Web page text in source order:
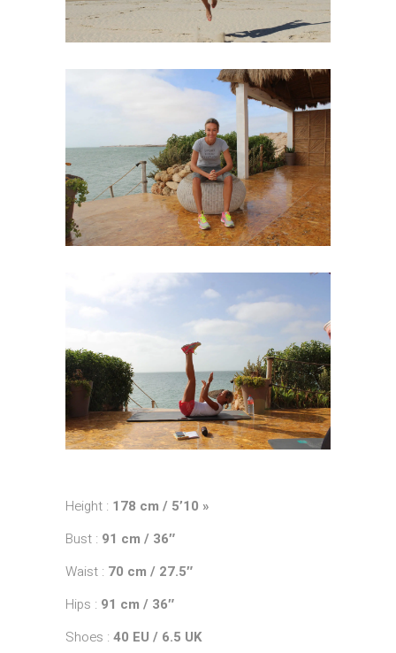
Height : 178 cm / 5’10 »
Bust : 91 cm / 36″
Waist : 70 cm / 27.5″
Hips : 91 cm / 36″
Shoes : 40 EU / 6.5 UK